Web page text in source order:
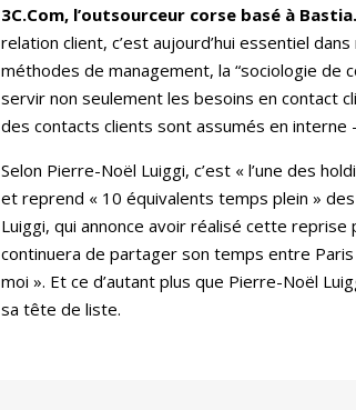
3C.Com, l’outsourceur corse basé à Bastia.
relation client, c’est aujourd’hui essentiel
méthodes de management, la “sociologie de
servir non seulement les besoins en contact
des contacts clients sont assumés en interne
Selon Pierre-Noël Luiggi, c’est « l’une des
et reprend « 10 équivalents temps plein »
Luiggi, qui annonce avoir réalisé cette
continuera de partager son temps entre
moi ». Et ce d’autant plus que Pierre-Noël
sa tête de liste.